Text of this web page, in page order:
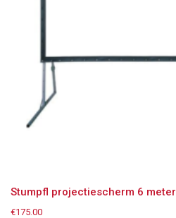
Stumpfl projectiescherm 6 meter
€175.00